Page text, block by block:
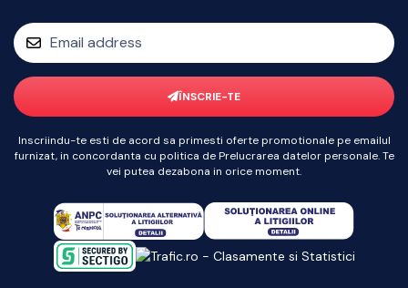
ÎNSCRIE-TE
Inscriindu-te esti de acord sa primesti oferte promotionale pe emailul
furnizat, in concordanta cu politica de Prelucrarea datelor personale. Te
vei putea dezabona in orice moment.